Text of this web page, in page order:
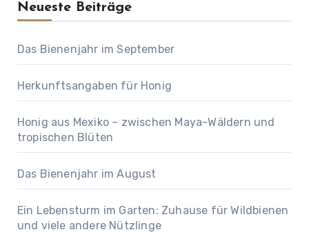
Neueste Beiträge
Das Bienenjahr im September
Herkunftsangaben für Honig
Honig aus Mexiko – zwischen Maya-Wäldern und
tropischen Blüten
Das Bienenjahr im August
Ein Lebensturm im Garten: Zuhause für Wildbienen
und viele andere Nützlinge